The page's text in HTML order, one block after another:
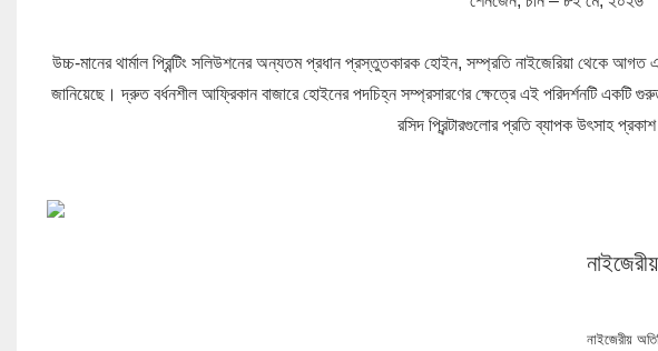
উচ্চ-মানের থার্মাল প্রিন্টিং সলিউশনের অন্যতম প্রধান প্রস্তুতকারক হোইন, সম্প্রতি নাইজেরিয়া থেকে
জানিয়েছে। দ্রুত বর্ধনশীল আফ্রিকান বাজারে হোইনের পদচিহ্ন সম্প্রসারণের ক্ষেত্রে এই পরিদর্শনটি একটি
রসিদ প্রিন্টারগুলোর প্রতি ব্যাপক উৎসাহ
নাইজেরীয়